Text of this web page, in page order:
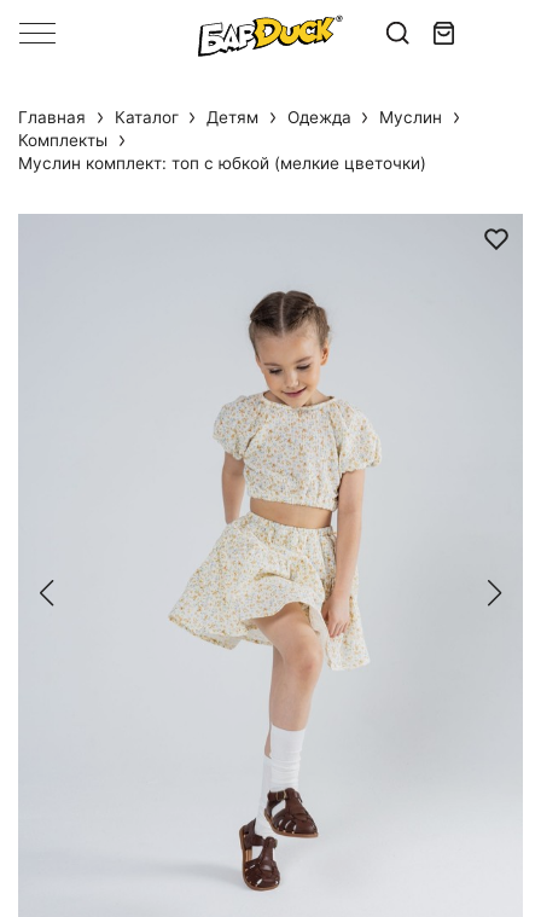
Главная Каталог Детям Одежда
Муслин
Комплекты
Муслин комплект: топ с юбкой (мелкие цветочки)